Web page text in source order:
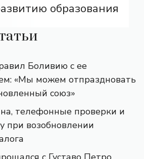
образования
Боливию с ее
«Мы можем отпраздновать
союз»
телефонные проверки и
при возобновлении